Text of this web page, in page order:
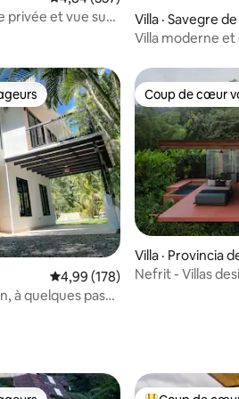
privée et vue sur
Villa · Savegre
Villa moderne
l'océan
parmi les plus aimés
Note moyenne de 4,99 sur 5,
4,99 (178)
à quelques pas
Coup de cœur
Coup de cœur
Villa · Provincia
s
Nefrit - Villas